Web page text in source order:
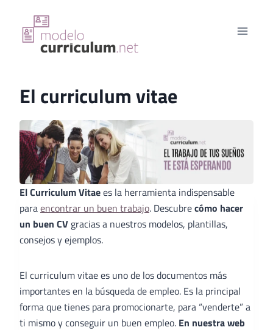
contenido
El curriculum vitae
El Curriculum Vitaees la herramienta indispensable
paraencontrar un buen trabajo. Descubrecómo hacer
un buen CV gracias a nuestros modelos, plantillas,
consejos y ejemplos.
El curriculum vitae es uno de los documentos más
importantes en la búsqueda de empleo. Es la principal
forma que tienes para promocionarte, para “venderte” a
ti mismo y conseguir un buen empleo. En nuestra web